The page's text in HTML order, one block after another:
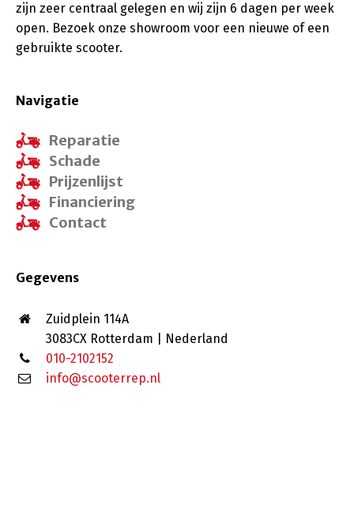
zijn zeer centraal gelegen en wij zijn 6 dagen per week
open. Bezoek onze showroom voor een nieuwe of een
gebruikte scooter.
Navigatie
Reparatie
Schade
Prijzenlijst
Financiering
Contact
Gegevens
Zuidplein 114A
3083CX Rotterdam | Nederland
010-2102152
info@scooterrep.nl